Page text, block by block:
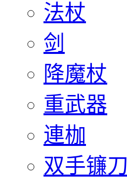
法杖
剑
降魔杖
重武器
連枷
双手镰刀